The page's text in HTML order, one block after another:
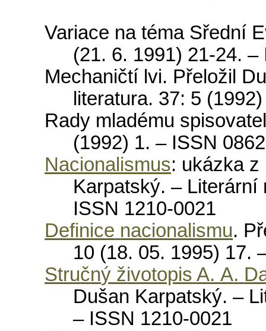
Variace na téma Sřední
(21. 6. 1991) 21-24. –
Mechaničtí lvi. Přeložil
literatura. 37: 5
Rady mladému
(1992) 1. – ISSN
Nacionalismus: ukázka z
Karpatský. – Literární
ISSN 1210-0021
Definice nacionalismu. Př
10 (18. 05. 1995) 17.
Stručný životopis A.A.
Dušan Karpatský. –
– ISSN 1210-0021